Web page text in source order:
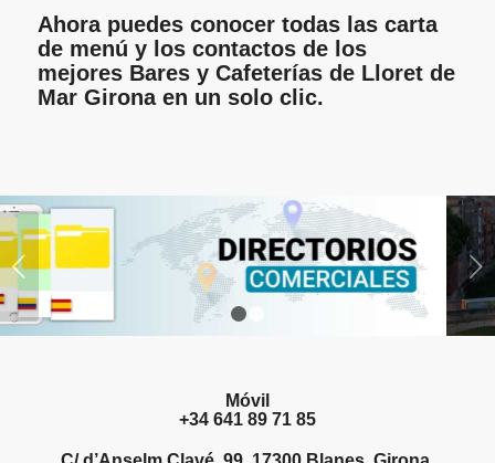
Ahora puedes conocer todas las carta
de menú y los contactos de los
mejores Bares y Cafeterías de Lloret de
Mar Girona en un solo clic.
Posterior
Móvil
+34 641 89 71 85